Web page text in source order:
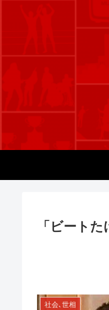
「ビート
社会､世相